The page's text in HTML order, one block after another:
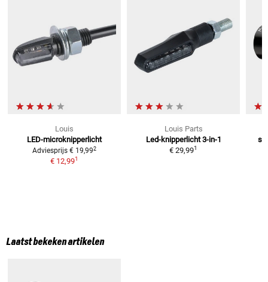
Louis
LED-microknipperlicht
Adviesprijs € 19,992
€ 12,991
Louis Parts
Led-knipperlicht 3-in-1
€ 29,991
Laatst bekeken artikelen